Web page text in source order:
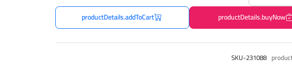
productDetails.buyNow
productDetails.addToCart
SKU-231088